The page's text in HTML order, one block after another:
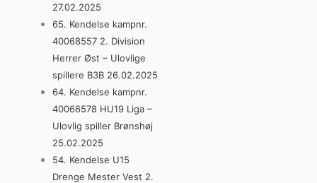
27.02.2025
65. Kendelse kampnr.
40068557 2. Division
Herrer Øst – Ulovlige
spillere B3B 26.02.2025
64. Kendelse kampnr.
40066578 HU19 Liga –
Ulovlig spiller Brønshøj
25.02.2025
54. Kendelse U15
Drenge Mester Vest 2.